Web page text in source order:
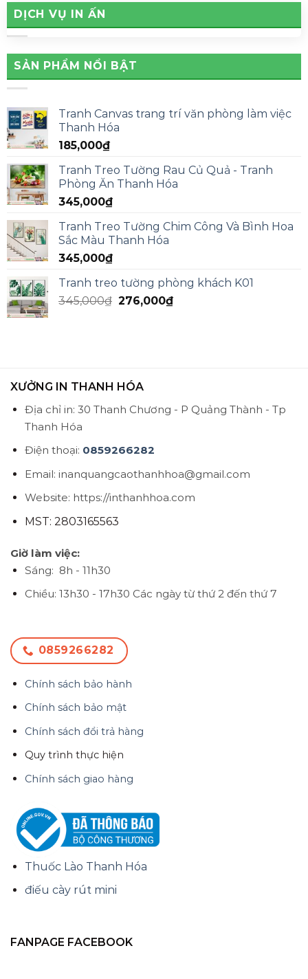
DỊCH VỤ IN ẤN
SẢN PHẨM NỔI BẬT
Tranh Canvas trang trí văn phòng làm việc
Thanh Hóa
185,000₫
Tranh Treo Tường Rau Củ Quả - Tranh
Phòng Ăn Thanh Hóa
345,000₫
Tranh Treo Tường Chim Công Và Bình Hoa
Sắc Màu Thanh Hóa
345,000₫
Tranh treo tường phòng khách K01
345,000₫ 276,000₫
XƯỞNG IN THANH HÓA
Địa chỉ in: 30 Thanh Chương - P Quảng Thành - Tp
Thanh Hóa
Điện thoại: 0859266282
Email: inanquangcaothanhhoa@gmail.com
Website: https://inthanhhoa.com
MST: 2803165563
Giờ làm việc:
Sáng: 8h - 11h30
Chiều: 13h30 - 17h30 Các ngày từ thứ 2 đến thứ 7
0859266282
Chính sách bảo hành
Chính sách bảo mật
Chính sách đổi trả hàng
Quy trình thực hiện
Chính sách giao hàng
Thuốc Lào Thanh Hóa
điếu cày rút mini
FANPAGE FACEBOOK